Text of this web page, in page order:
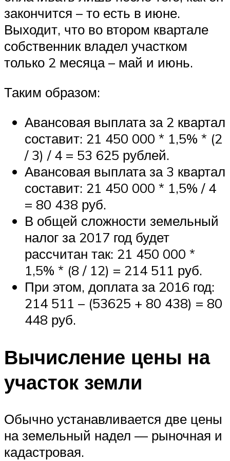
закончится – то есть в июне.
Выходит, что во втором квартале
собственник владел участком
только 2 месяца – май и июнь.
Таким образом:
Авансовая выплата за 2 квартал
составит: 21 450 000 * 1,5% * (2
/ 3) / 4 = 53 625 рублей.
Авансовая выплата за 3 квартал
составит: 21 450 000 * 1,5% / 4
= 80 438 руб.
В общей сложности земельный
налог за 2017 год будет
рассчитан так: 21 450 000 *
1,5% * (8 / 12) = 214 511 руб.
При этом, доплата за 2016 год:
214 511 – (53625 + 80 438) = 80
448 руб.
Вычисление цены на
участок земли
Обычно устанавливается две цены
на земельный надел — рыночная и
кадастровая.